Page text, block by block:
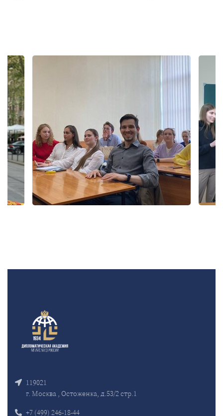
119021
г. Москва , Остоженка, д.53/2 стр.1
+7 (499) 246-18-44